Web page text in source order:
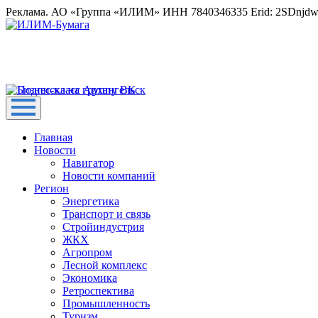
Реклама. АО «Группа «ИЛИМ» ИНН 7840346335 Erid:
Главная
Новости
Навигатор
Новости компаний
Регион
Энергетика
Транспорт и связь
Стройиндустрия
ЖКХ
Агропром
Лесной комплекс
Экономика
Ретроспектива
Промышленность